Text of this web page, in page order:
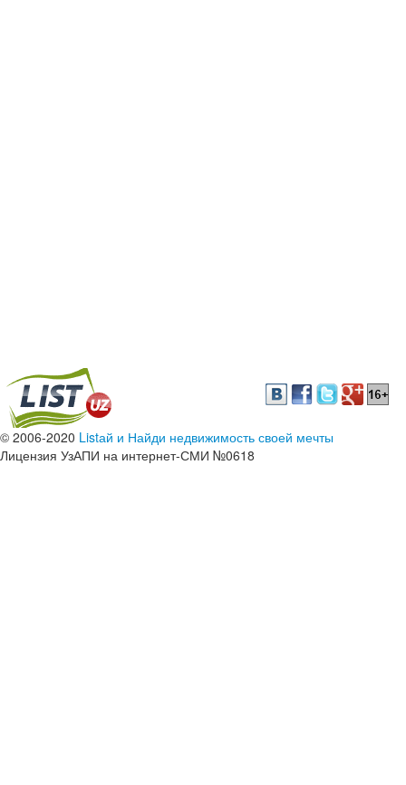
© 2006-2020 Listай и Найди недвижимость своей мечты
Лицензия УзАПИ на интернет-СМИ №0618